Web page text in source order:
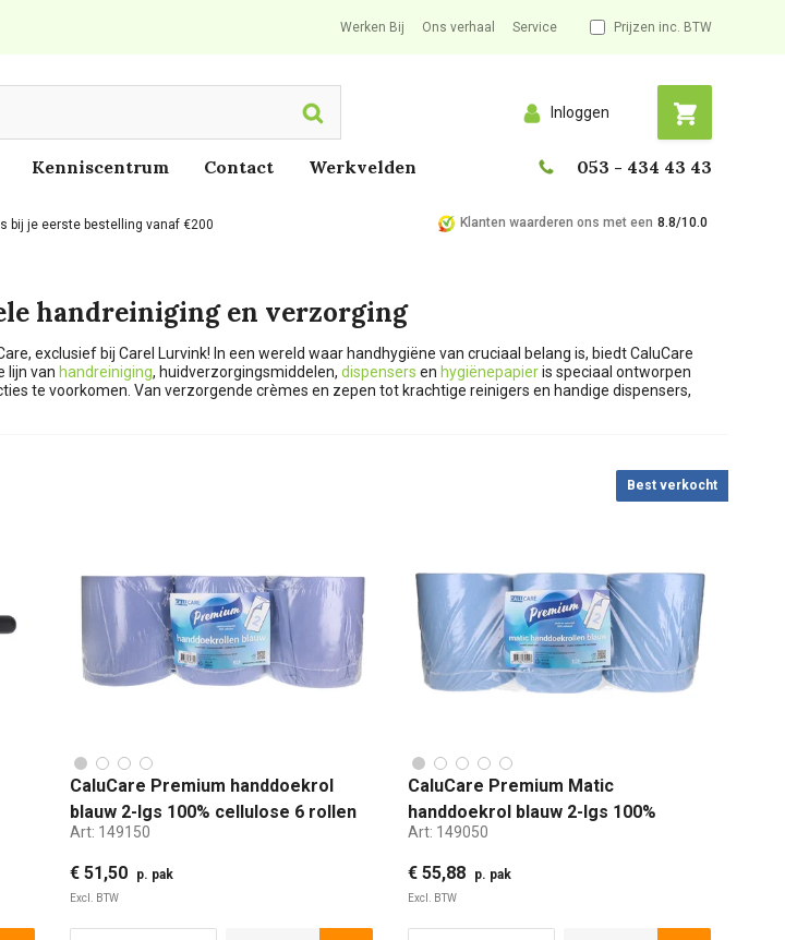
Werken Bij Ons verhaal Service Prijzen inc. BTW
Search Inloggen
Kenniscentrum Contact Werkvelden 053 - 434 43 43
bij je eerste bestelling vanaf €200 Klanten waarderen ons met een 8.8/10.0
handreiniging en verzorging
exclusief bij Carel Lurvink! In een wereld waar handhygiëne van cruciaal belang is, biedt CaluCare
lijn van handreiniging, huidverzorgingsmiddelen, dispensers en hygiënepapieris speciaal ontworpen
te voorkomen. Van verzorgende crèmes en zepen tot krachtige reinigers en handige dispensers,
CaluCare Premium handdoekrol
blauw 2-lgs 100% cellulose 6 rollen
20cm x 140m
Art: 149150
€ 51,50 p. pak
Excl. BTW
Best verkocht
CaluCare Premium Matic
handdoekrol blauw 2-lgs 100%
cellulose 6 rollen 21cm x 150m met
dop
Art: 149050
€ 55,88 p. pak
Excl. BTW